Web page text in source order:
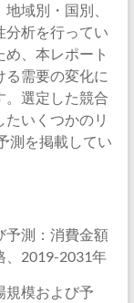
域別・国別、
分析を行ってい
、本レポート
る需要の変化に
。選定した競合
いくつかのリ
測を掲載してい
予測：消費金額
、2019-2031年
規模および予